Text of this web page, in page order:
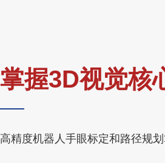
掌握3D视觉核
高精度机器人手眼标定和路径规